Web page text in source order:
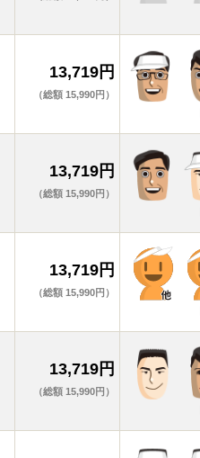
13,719円
（総額 15,990円）
13,719円
（総額 15,990円）
13,719円
（総額 15,990円）
13,719円
（総額 15,990円）